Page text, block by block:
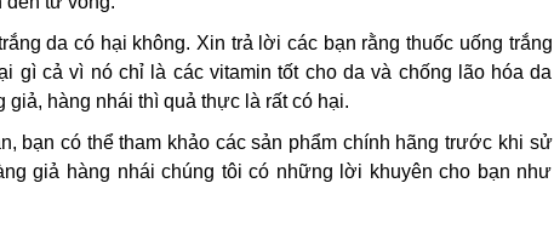
da có hại không. Xin trả lời các bạn rằng thuốc uống trắng
gì cả vì nó chỉ là các vitamin tốt cho da và chống lão hóa da
hàng nhái thì quả thực là rất có hại.
bạn có thể tham khảo các sản phẩm chính hãng trước khi sử
giả hàng nhái chúng tôi có những lời khuyên cho bạn như